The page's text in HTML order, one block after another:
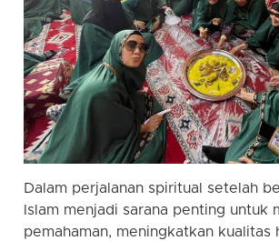
Dalam perjalanan spiritual setelah
Islam menjadi sarana penting untuk
pemahaman, meningkatkan kualitas